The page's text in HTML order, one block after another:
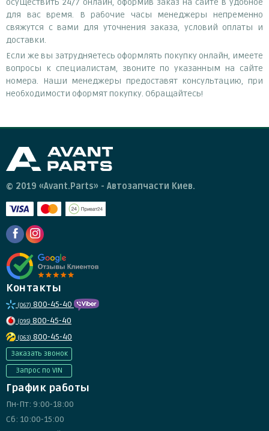
для вас время. В рабочие часы менеджеры непременно
свяжутся с вами для уточнения заказа, условий оплаты и
доставки.
Если же вы затрудняетесь оформлять покупку онлайн, имеете
вопросы к специалистам, звоните по указанным на сайте
номера. Наши менеджеры предоставят консультацию, при
необходимости оформят покупку. Обращайтесь!
© 2019 «Avant.Parts» - Автозапчасти Киев.
Контакты
(067) 800-45-40
(095) 800-45-40
(063) 800-45-40
Заказать звонок
Запрос по VIN
График работы
Пн-Пт: 9:00-18:00
Сб: 10:00-15:00